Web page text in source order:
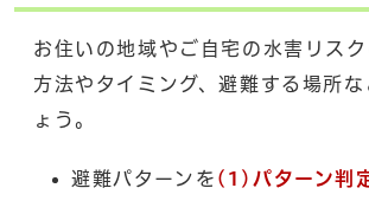
お住いの地域やご自宅の水害リス
方法やタイミング、避難する場所
ょう。
避難パターンを (1)パターン判